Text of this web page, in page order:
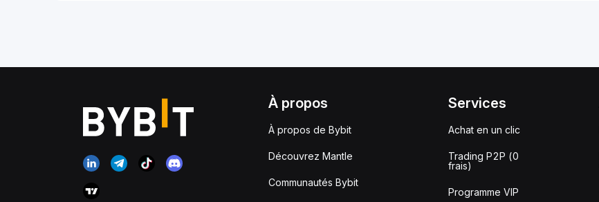
À propos
À propos de Bybit
Découvrez Mantle
Communautés Bybit
Services
Achat en un clic
Trading P2P (0
frais)
Programme VIP